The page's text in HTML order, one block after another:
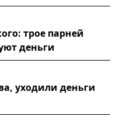
трое парней
деньги
уходили деньги